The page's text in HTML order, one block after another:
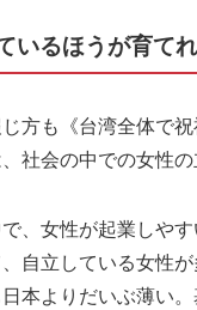
いるほうが育て
方も《台湾全体で
社会の中での女性
で、女性が起業しや
自立している女性
本よりだいぶ薄い